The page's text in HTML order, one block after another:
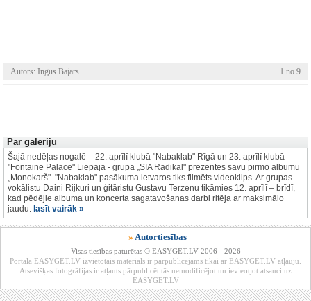
Autors: Ingus Bajārs 1 no 9
Par galeriju
Šajā nedēļas nogalē – 22. aprīlī klubā "Nabaklab" Rīgā un 23. aprīlī klubā
"Fontaine Palace" Liepājā - grupa „SIA Radikal" prezentēs savu pirmo albumu
„Monokarš". "Nabaklab" pasākuma ietvaros tiks filmēts videoklips. Ar grupas
vokālistu Daini Rijkuri un ģitāristu Gustavu Terzenu tikāmies 12. aprīlī – brīdī,
kad pēdējie albuma un koncerta sagatavošanas darbi ritēja ar maksimālo
jaudu. lasīt vairāk »
» Autortiesības
Visas tiesības paturētas © EASYGET.LV 2006 - 2026
Portālā EASYGET.LV izvietotais materiāls ir pārpublicējams tikai ar EASYGET.LV atļauju.
Atsevišķas fotogrāfijas ir atļauts pārpublicēt tās nemodificējot un ievieotjot atsauci uz
EASYGET.LV